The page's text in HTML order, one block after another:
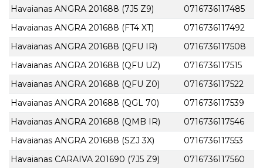
Havaianas ANGRA 201688 (7J5 Z9)
0716736117485
Havaianas ANGRA 201688 (FT4 XT)
0716736117492
Havaianas ANGRA 201688 (QFU IR)
0716736117508
Havaianas ANGRA 201688 (QFU UZ)
0716736117515
Havaianas ANGRA 201688 (QFU Z0)
0716736117522
Havaianas ANGRA 201688 (QGL 70)
0716736117539
Havaianas ANGRA 201688 (QMB IR)
0716736117546
Havaianas ANGRA 201688 (SZJ 3X)
0716736117553
Havaianas CARAIVA 201690 (7J5 Z9)
0716736117560